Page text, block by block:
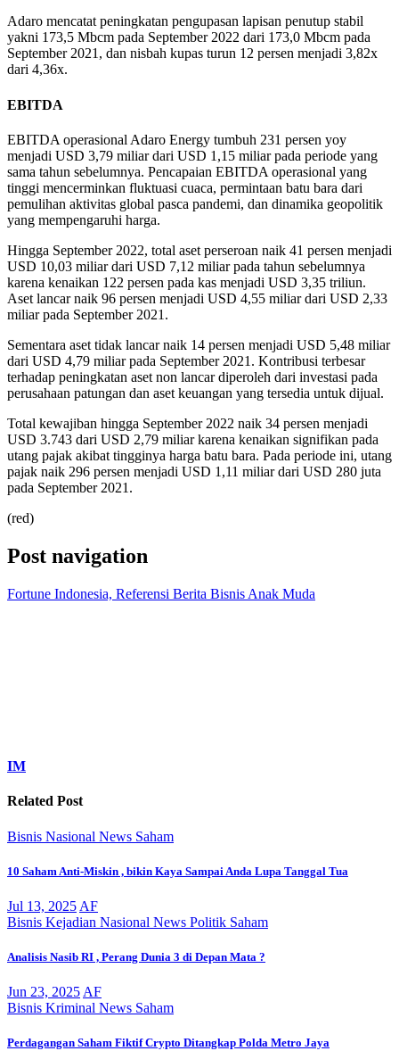
Adaro mencatat peningkatan pengupasan lapisan penutup stabil
yakni 173,5 Mbcm pada September 2022 dari 173,0 Mbcm pada
September 2021, dan nisbah kupas turun 12 persen menjadi 3,82x
dari 4,36x.
EBITDA
EBITDA operasional Adaro Energy tumbuh 231 persen yoy
menjadi USD 3,79 miliar dari USD 1,15 miliar pada periode yang
sama tahun sebelumnya. Pencapaian EBITDA operasional yang
tinggi mencerminkan fluktuasi cuaca, permintaan batu bara dari
pemulihan aktivitas global pasca pandemi, dan dinamika geopolitik
yang mempengaruhi harga.
Hingga September 2022, total aset perseroan naik 41 persen menjadi
USD 10,03 miliar dari USD 7,12 miliar pada tahun sebelumnya
karena kenaikan 122 persen pada kas menjadi USD 3,35 triliun.
Aset lancar naik 96 persen menjadi USD 4,55 miliar dari USD 2,33
miliar pada September 2021.
Sementara aset tidak lancar naik 14 persen menjadi USD 5,48 miliar
dari USD 4,79 miliar pada September 2021. Kontribusi terbesar
terhadap peningkatan aset non lancar diperoleh dari investasi pada
perusahaan patungan dan aset keuangan yang tersedia untuk dijual.
Total kewajiban hingga September 2022 naik 34 persen menjadi
USD 3.743 dari USD 2,79 miliar karena kenaikan signifikan pada
utang pajak akibat tingginya harga batu bara. Pada periode ini, utang
pajak naik 296 persen menjadi USD 1,11 miliar dari USD 280 juta
pada September 2021.
(red)
Post navigation
Fortune Indonesia, Referensi Berita Bisnis Anak Muda
IM
Related Post
Bisnis Nasional News Saham
10 Saham Anti-Miskin , bikin Kaya Sampai Anda Lupa Tanggal Tua
Jul 13, 2025 AF
Bisnis Kejadian Nasional News Politik Saham
Analisis Nasib RI , Perang Dunia 3 di Depan Mata ?
Jun 23, 2025 AF
Bisnis Kriminal News Saham
Perdagangan Saham Fiktif Crypto Ditangkap Polda Metro Jaya